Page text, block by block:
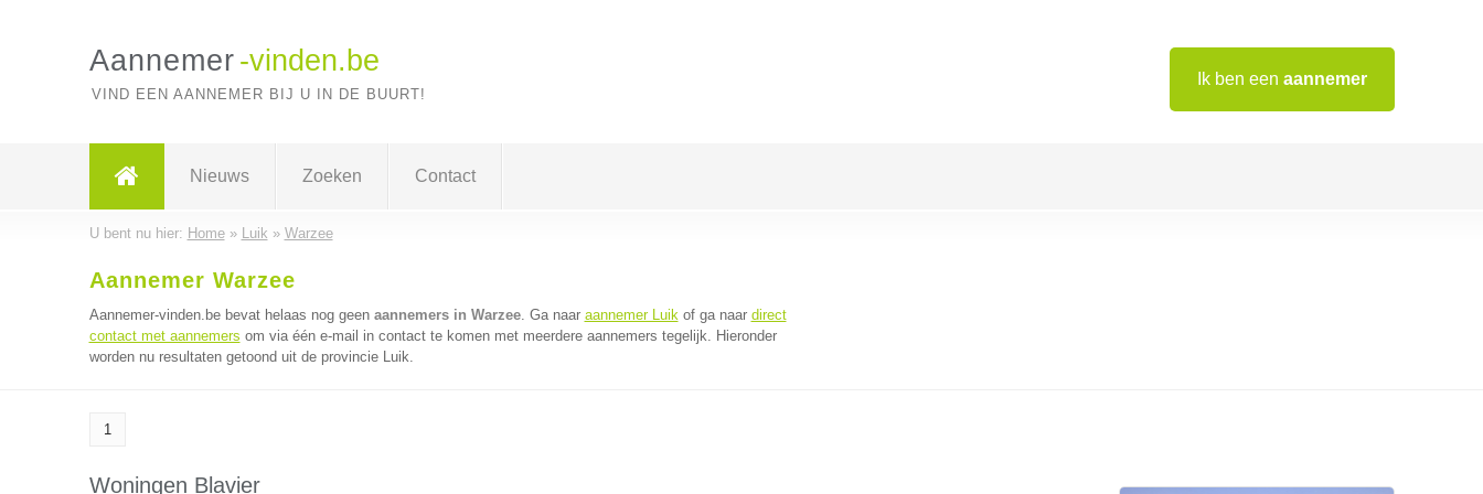
Ik ben een aannemer
Aannemer -vinden.be
VIND EEN AANNEMER BIJ U IN DE BUURT!
Nieuws Zoeken Contact
U bent nu hier: Home» Luik » Warzee
Aannemer Warzee
Aannemer-vinden.be bevat helaas nog geen aannemers in Warzee. Ga naar aannemer Luikof ga naar direct
contact met aannemers om via één e-mail in contact te komen met meerdere aannemers tegelijk. Hieronder
worden nu resultaten getoond uit de provincie Luik.
1
Woningen Blavier